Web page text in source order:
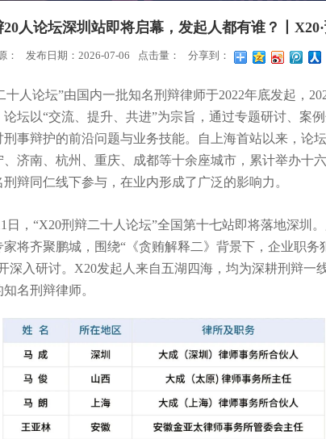
20人论坛深圳站即将启幕，发起人都有谁？丨
： 发布日期：2026-07-06 点击量： 分享到：
论坛”由国内一批知名刑辩律师于2022年底发起，
论坛以“交流、提升、共进”为宗旨，通过专题研讨、案
事辩护的前沿问题与业务技能。自上海首站以来，论
济南、杭州、重庆、成都等十余座城市，累计举办十
辩同仁线下参与，在业内形成了广泛的影响力。
，“X20刑辩二十人论坛”全国第十七站即将落地深圳
家将齐聚鹏城，围绕“《贪贿解释二》背景下，企业职务
深入研讨。X20发起人来自五湖四海，均为深耕刑辩一
名刑辩律师。